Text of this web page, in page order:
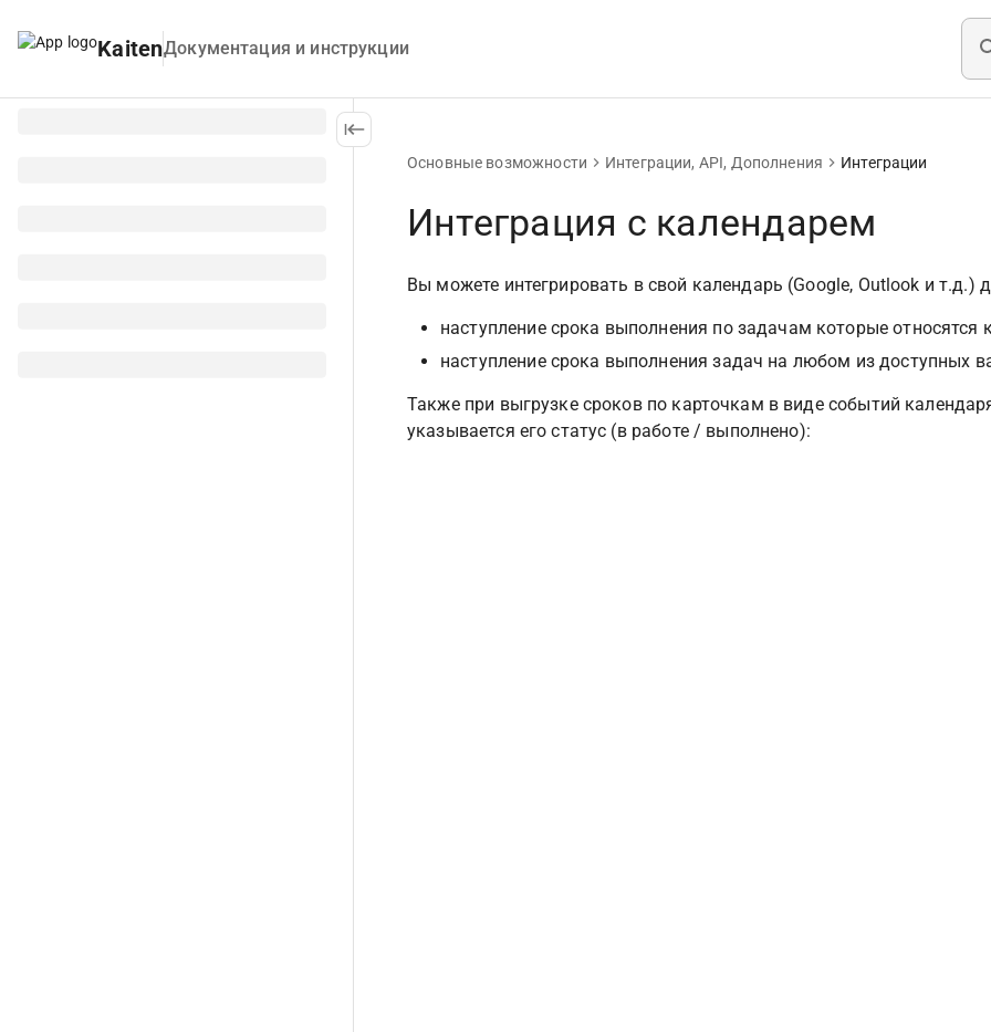
KaitenДокументация и инструкции
Основные возможности Интеграции, API, Дополнения Интеграции
Интеграция с календарем
Вы можете интегрировать в свой календарь (Google, Outlook и т.д.)
наступление срока выполнения по задачам которые относятся
наступление срока выполнения задач на любом из доступных
Также при выгрузке сроков по карточкам в виде событий
указывается его статус (в работе / выполнено):